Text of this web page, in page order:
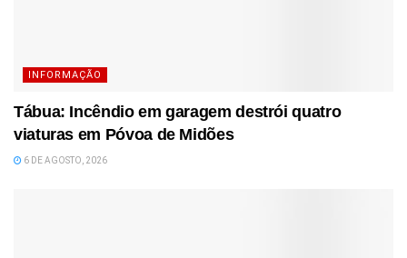
INFORMAÇÃO
Tábua: Incêndio em garagem destrói quatro
viaturas em Póvoa de Midões
6 DE AGOSTO, 2026